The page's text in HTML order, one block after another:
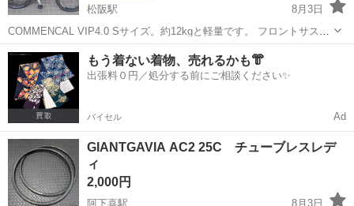
松阪駅
8月3日
COMMENCAL VIP4.0 Sサイズ。約12kgと軽量です。 フロントサス
FOX32 F-SERIES RLC リアサス FOX FLOAT RP2 ブレーキシフト
レバー フロントディレイラーLX リアディレイラーX...
三重 松阪市 松阪駅 マウンテンバイク
もう着ない着物、売れるかも👘
出張料０円／処分する前にご相談ください✨
バイセル Ad
GIANTGAVIA AC2 25C チューブレスレデ
ィ
2,000円
阿下喜駅 8月3日